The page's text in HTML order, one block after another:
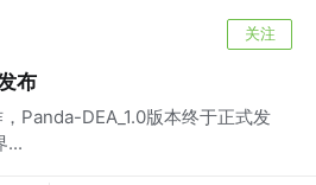
关注
布
Panda-DEA_1.0版本终于正式发
...